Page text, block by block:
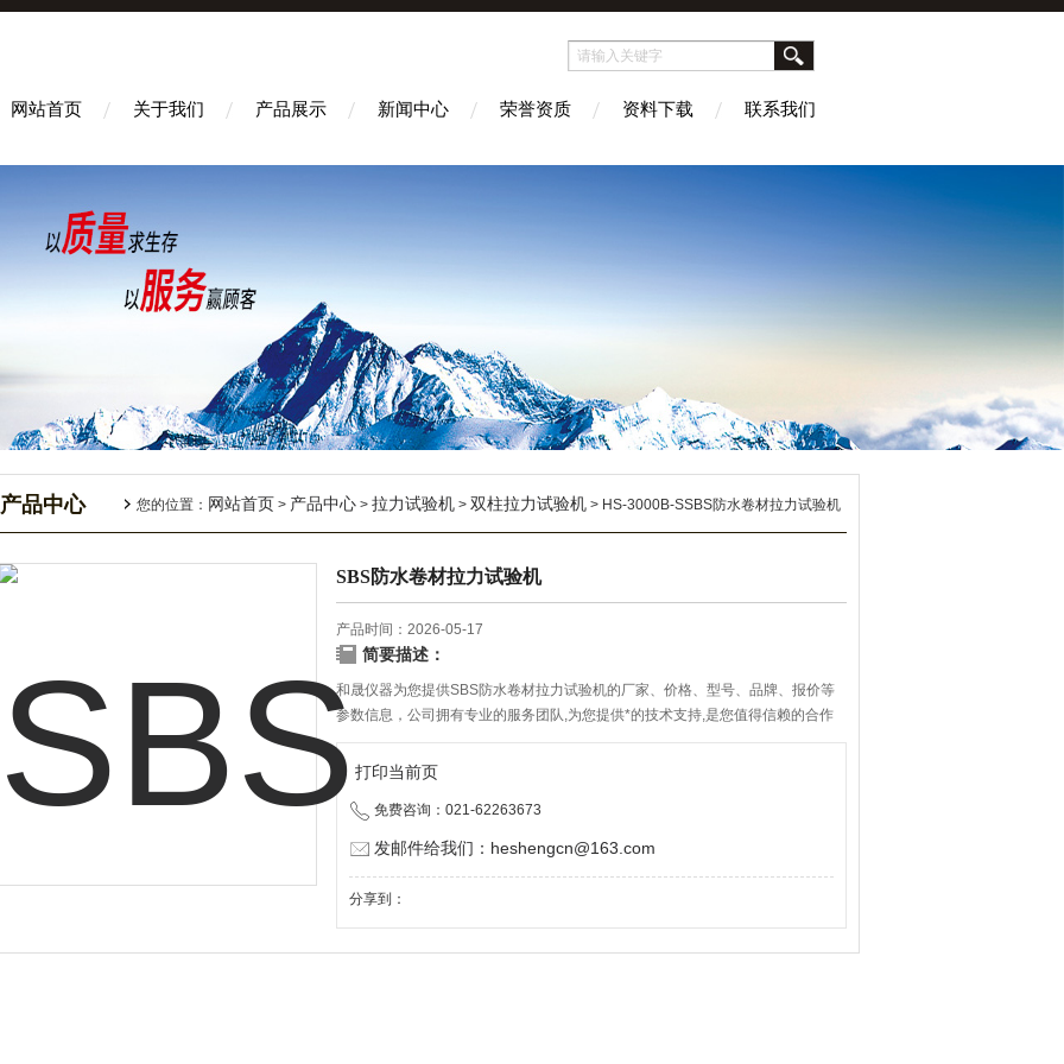
网站首页 关于我们 产品展示 新闻中心 荣誉资质 资料下载 联系我们
产品中心 您的位置： 网站首页 > 产品中心 > 拉力试验机 > 双柱拉力试验机 > HS-3000B-SSBS防水卷材拉力试验机
SBS防水卷材拉力试验机
产品时间：2026-05-17
简要描述：
和晟仪器为您提供SBS防水卷材拉力试验机的厂家、价格、型号、品牌、报价等
参数信息，公司拥有专业的服务团队,为您提供*的技术支持,是您值得信赖的合作
伙伴。
打印当前页
免费咨询：021-62263673
发邮件给我们：heshengcn@163.com
分享到：